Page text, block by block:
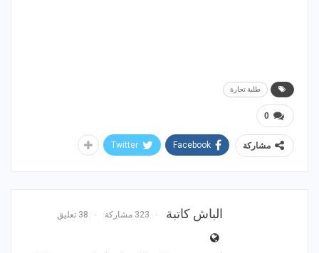
طلبة تجارة
0
مشاركة Facebook
Twitter
الباش كاتبة 323 مشاركة 38 تعليق